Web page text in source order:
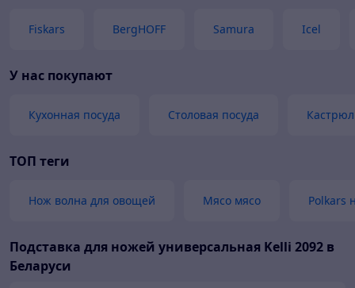
Fiskars BergHOFF Samura Icel
У нас покупают
Кухонная посуда Столовая посуда
ТОП теги
Нож волна для овощей Мясо мясо Polkars
Подставка для ножей универсальная Kelli 2092 в
Беларуси